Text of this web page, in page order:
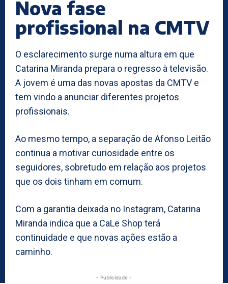
Nova fase
profissional na CMTV
O esclarecimento surge numa altura em que
Catarina Miranda prepara o regresso à televisão.
A jovem é uma das novas apostas da CMTV e
tem vindo a anunciar diferentes projetos
profissionais.
Ao mesmo tempo, a separação de Afonso Leitão
continua a motivar curiosidade entre os
seguidores, sobretudo em relação aos projetos
que os dois tinham em comum.
Com a garantia deixada no Instagram, Catarina
Miranda indica que a CaLe Shop terá
continuidade e que novas ações estão a
caminho.
- Publicidade -